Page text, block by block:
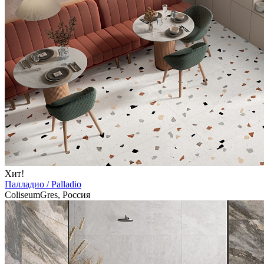
Хит!
Палладио / Palladio
ColiseumGres, Россия